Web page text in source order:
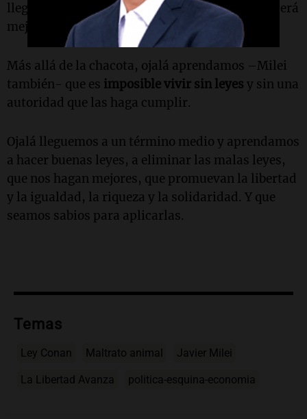
llegado el caso presta o no su consentimiento, será
mejor
abstenerse.
Más allá de la chacota, ojalá aprendamos –Milei
también- que es imposible vivir sin leyes y sin una
autoridad que las haga cumplir.
Ojalá lleguemos a un término medio y aprendamos
a hacer buenas leyes, a eliminar las malas leyes,
que nos hagan mejores, que promuevan la libertad
y la igualdad, la riqueza y la solidaridad. Y que
seamos sabios para aplicarlas.
Temas
Ley Conan Maltrato animal Javier Milei
La Libertad Avanza politica-esquina-economia